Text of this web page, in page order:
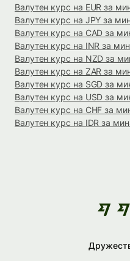
Валутен курс на EUR за
Валутен курс на JPY за
Валутен курс на CAD за
Валутен курс на INR за
Валутен курс на NZD за
Валутен курс на ZAR за
Валутен курс на SGD за
Валутен курс на USD за
Валутен курс на CHF за
Валутен курс на IDR за